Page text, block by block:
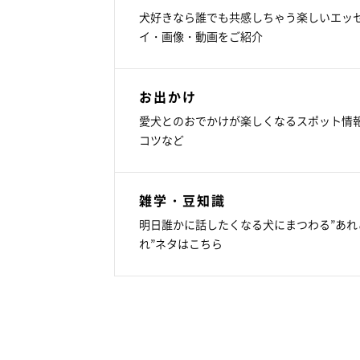
犬好きなら誰でも共感しちゃう楽しいエッ
イ・画像・動画をご紹介
お出かけ
愛犬とのおでかけが楽しくなるスポット情
コツなど
雑学・豆知識
明日誰かに話したくなる犬にまつわる”あ
れ”ネタはこちら